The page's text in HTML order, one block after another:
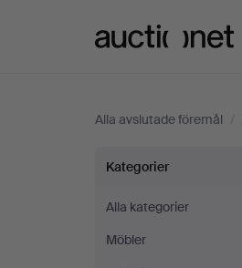
Alla avslutade föremål /
Matbord
på
Stockholms
Kategorier
Alla kategorier
Möbler